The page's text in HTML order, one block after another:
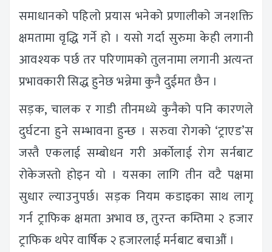
समाधानको पहिलो प्रयास भनेको प्रणालीको जनशक्ति
क्षमतामा वृद्धि गर्ने हो । यसो गर्दा सुरुमा केही लगानी
आवश्यक पर्छ तर परिणामको तुलनामा लगानी अत्यन्त
प्रभावकारी सिद्ध हुनेछ भन्नेमा कुनै दुईमत छैन ।
सड़क, चालक र गाडी तीनमध्ये कुनैको पनि कारणले
दुर्घटना हुने सम्भावना हुन्छ । सरुवा रोगको ‘ट्राएड’स
जस्तै एकलाई सम्बोधन गरी अर्कोलाई रोग सर्नबाट
रोकेजस्तो होइन यो । यसका लागि तीन वटै पक्षमा
सुधार ल्याउनुपर्छ। सड़क नियम कडाइका साथ लागू
गर्न ट्राफिक क्षमता अभाव छ, तुरन्त कम्तिमा २ हजार
ट्राफिक थपेर वार्षिक २ हजारलाई मर्नबाट बचाऔं ।